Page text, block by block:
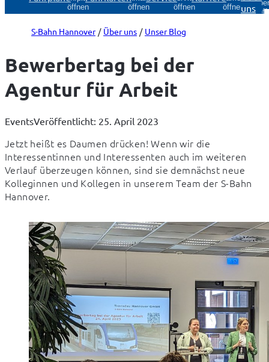
öffnen
öffnen
öffnen
öffnenuns
S-Bahn Hannover Über uns Unser Blog
Bewerbertag bei der
Agentur für Arbeit
EventsVeröffentlicht: 25. April 2023
Jetzt heißt es Daumen drücken! Wenn wir die
Interessentinnen und Interessenten auch im weiteren
Verlauf überzeugen können, sind sie demnächst neue
Kolleginnen und Kollegen in unserem Team der S-Bahn
Hannover.